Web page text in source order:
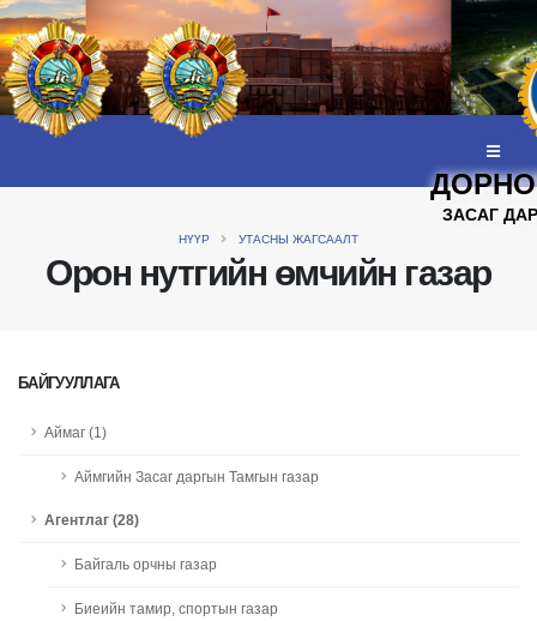
ЗАСАГ
Орон нутгийн өмчийн газар
НҮҮР УТАСНЫ ЖАГСААЛТ
БАЙГУУЛЛАГА
Аймаг (1)
Аймгийн Засаг даргын Тамгын газар
Агентлаг (28)
Байгаль орчны газар
Биеийн тамир, спортын газар